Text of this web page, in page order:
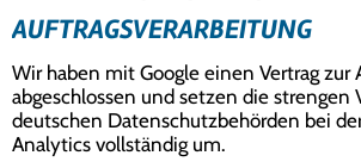
AUFTRAGSVERARBEITUNG
Wir haben mit Google einen Vertrag zur
abgeschlossen und setzen die strengen
deutschen Datenschutzbehörden bei
Analytics vollständig um.